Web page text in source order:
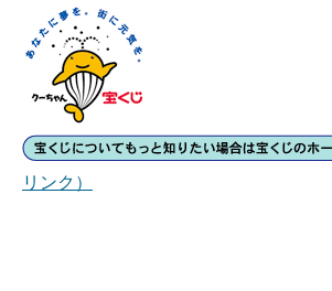
リンク）